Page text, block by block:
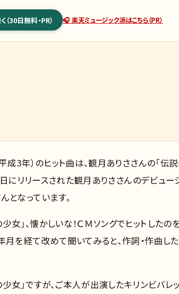
30日無料・PR） 🎧 楽天ミュージック派はこちら（PR）
3年）のヒット曲は、観月ありささんの「伝説
にリリースされた観月ありささんのデビュー
となっています。
女」、懐かしいな！ＣＭソングでヒットしたの
月を経て改めて聞いてみると、作詞・作曲
女」ですが、ご本人が出演したキリンビバレ